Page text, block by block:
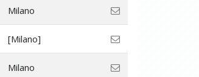
Milano
[Milano]
Milano